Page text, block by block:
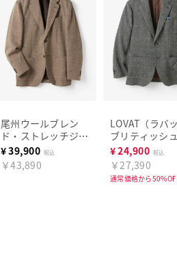
尾州ウールブレン
ド・ストレッチジャ
ケット
¥39,900 税込
￥43,890
LOVAT（ラバ
ブリティッシ
ィードジャケ
¥24,900 税込
￥27,390
通常価格から